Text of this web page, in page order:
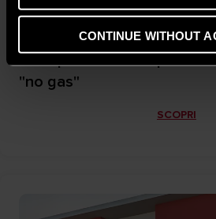
CONTINUE WITHOUT
Un'impianto a scomparsa
"no gas"
SCOPRI